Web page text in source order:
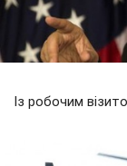
Із робочим